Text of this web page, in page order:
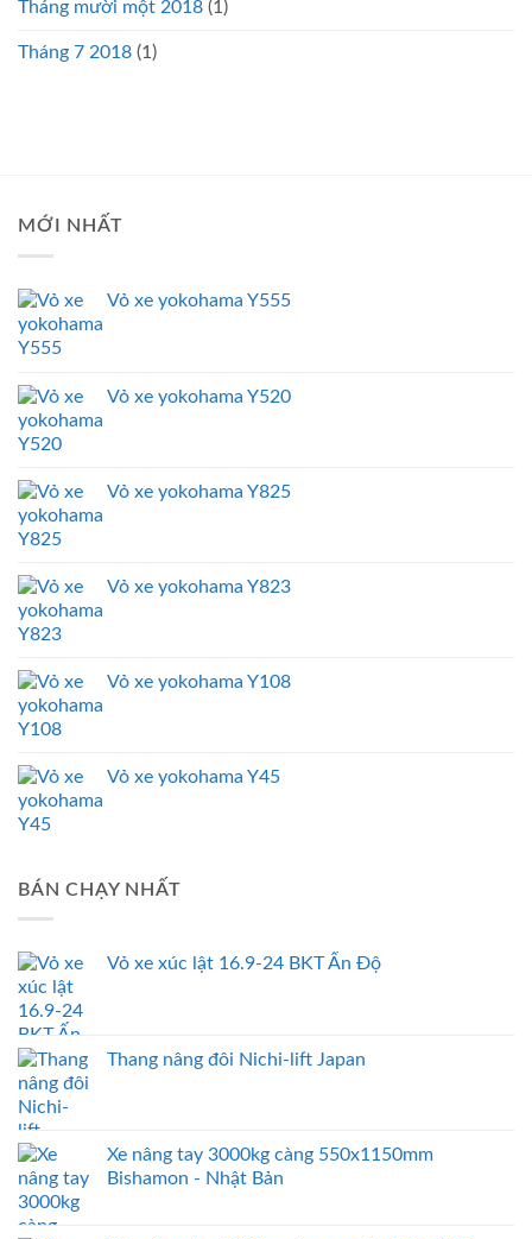
Tháng mười một 2018 (1)
Tháng 7 2018 (1)
MỚI NHẤT
Vỏ xe yokohama Y555
Vỏ xe yokohama Y520
Vỏ xe yokohama Y825
Vỏ xe yokohama Y823
Vỏ xe yokohama Y108
Vỏ xe yokohama Y45
BÁN CHẠY NHẤT
Vỏ xe xúc lật 16.9-24 BKT Ấn Độ
Thang nâng đôi Nichi-lift Japan
Xe nâng tay 3000kg càng 550x1150mm
Bishamon - Nhật Bản